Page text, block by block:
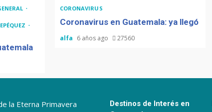
CORONAVIRUS
Coronavirus en Guatemala: ya llegó
alfa 6 años ago 27560
la Eterna Primavera
Destinos de Interés en